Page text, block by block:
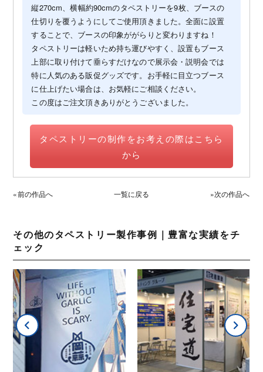
縦270cm、横幅約90cmのタペストリーを9枚、ブースの
仕切りを覆うようにしてご使用頂きました。全面に設置
することで、ブースの印象ががらりと変わりますね！
タペストリーは軽いため持ち運びやすく、設置もブース
上部に取り付けて垂らすだけなので展示会・説明会では
特に人気のある販促グッズです。お手軽に目立つブース
に仕上げたい場合は、お気軽にご相談ください。
この度はご注文頂きありがとうございました。
タペストリーの制作をお考えの際はこちら
から
«前の作品へ »次の作品へ
一覧に戻る
その他のタペストリー製作事例｜豊富な実績をチ
ェック